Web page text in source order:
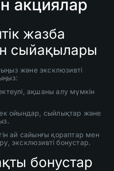
акциялар
жазба
сыйақылары
және эксклюзивті
ақшаны алу мүмкін
ойындар, сыйлықтар және
ай сайынғы қораптар мен
эксклюзивті бонустар.
бонустар